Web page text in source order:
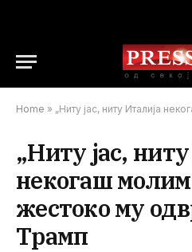
Home » „Ниту јас, ниту Италија некогаш
„Ниту јас,
некогаш
жестоко му
Трамп